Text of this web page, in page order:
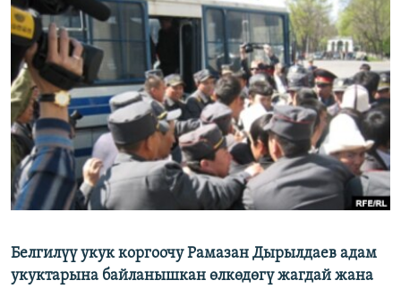
ЭЖЕ-СИҢДИЛЕР
АЗАТТЫК+
ЫҢГАЙСЫЗ СУРООЛОР
ОНЛАЙН ШЕРИНЕ
ЭЕ/АРнун бардык сайттары
Белгилүү укук коргоочу Рамазан Дырылдаев адам
укуктарына байланышкан өлкөдөгү жагдай жана